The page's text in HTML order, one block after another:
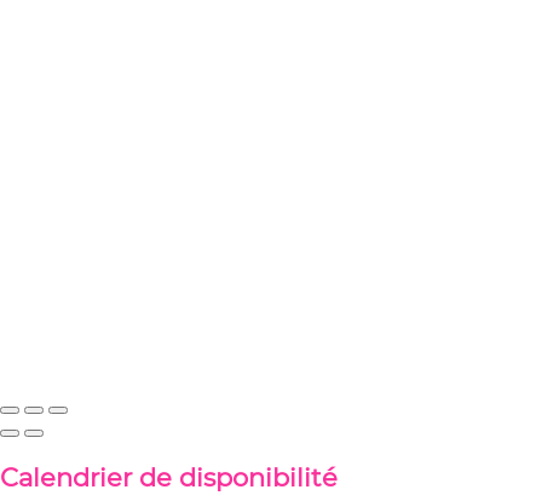
Calendrier de disponibilité